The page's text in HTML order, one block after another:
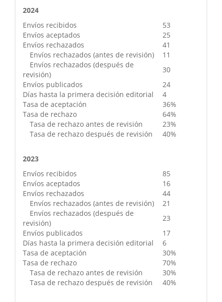
2024
Envíos recibidos
53
Envíos aceptados
25
Envíos rechazados
41
Envíos rechazados (antes de revisión)
11
Envíos rechazados (después de
revisión)
30
Envíos publicados
24
Días hasta la primera decisión editorial
4
Tasa de aceptación
36%
Tasa de rechazo
64%
Tasa de rechazo antes de revisión
23%
Tasa de rechazo después de revisión
40%
2023
Envíos recibidos
85
Envíos aceptados
16
Envíos rechazados
44
Envíos rechazados (antes de revisión)
21
Envíos rechazados (después de
revisión)
23
Envíos publicados
17
Días hasta la primera decisión editorial
6
Tasa de aceptación
30%
Tasa de rechazo
70%
Tasa de rechazo antes de revisión
30%
Tasa de rechazo después de revisión
40%